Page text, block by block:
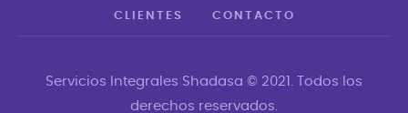
CLIENTES CONTACTO
Servicios Integrales Shadasa © 2021. Todos los
derechos reservados.